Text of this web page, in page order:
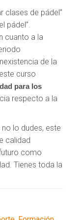
clases de pádel”
pádel”.
cuanto a la
de la
curso
para los
respecto a la
lo dudes, este
calidad
como
Tienes toda la